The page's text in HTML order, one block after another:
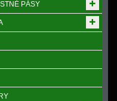
PÁSY